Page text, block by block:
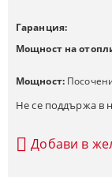
Гаранция:
Мощност на
Мощност:
Не се поддържа в
Добави в